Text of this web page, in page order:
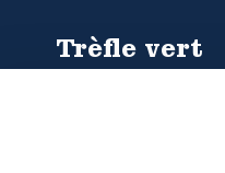
Trèfle vert